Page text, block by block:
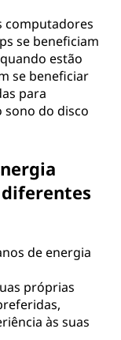
computadores
se beneficiam
estão
se beneficiar
para
sono do disco
de energia
próprias
às suas